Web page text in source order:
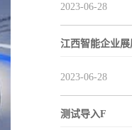
2023-06-28
江西智能企业展
2023-06-28
测试导入F